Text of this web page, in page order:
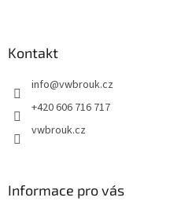
Kontakt
info@vwbrouk.cz
+420 606 716 717
vwbrouk.cz
Informace pro vás